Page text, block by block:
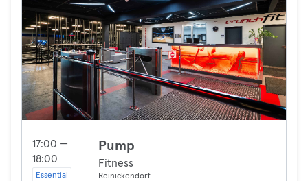
17:00 —
18:00
Essential
Pump
Fitness
Reinickendorf